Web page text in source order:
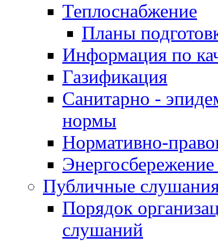
Теплоснабжение
Планы
Информация по
Газификация
Санитарно -
нормы
Нормативно-
Публичные
Порядок
слушаний